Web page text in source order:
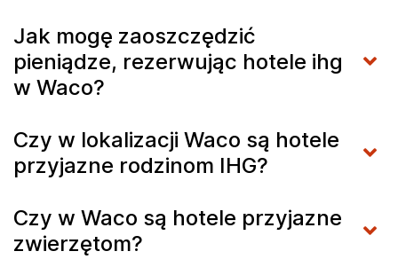
Jak mogę zaoszczędzić
pieniądze, rezerwując hotele ihg
w Waco?
Czy w lokalizacji Waco są hotele
przyjazne rodzinom IHG?
Czy w Waco są hotele przyjazne
zwierzętom?